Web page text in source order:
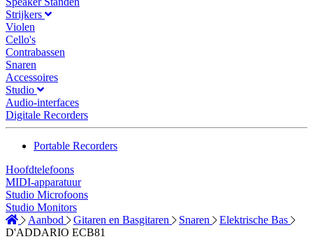
Strijkers
Violen
Cello's
Contrabassen
Snaren
Accessoires
Studio
Audio-interfaces
Digitale Recorders
Portable Recorders
Hoofdtelefoons
MIDI-apparatuur
Studio Microfoons
Studio Monitors
Aanbod
Gitaren en Basgitaren Snaren
Elektrische Bas
D'ADDARIO ECB81